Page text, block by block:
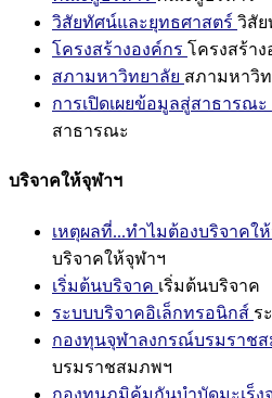
วิสัยทัศน์และยุทธศาสตร์ วิสั
โครงสร้างองค์กร โครงสร้าง
สภามหาวิทยาลัย สภามหาวิ
การเปิดเผยข้อมูลสู่สาธารณะ
สาธารณะ
บริจาคให้จุฬาฯ
เหตุผลที่...ทำไมต้องบริจาคใ
บริจาคให้จุฬาฯ
เริ่มต้นบริจาค เริ่มต้นบริจาค
ระบบบริจาคอิเล็กทรอนิกส์ ร
กองทุนจุฬาลงกรณ์บรมราช
บรมราชสมภพฯ
กองทุนภูมิคุ้มกันบำบัดมะเร็ง